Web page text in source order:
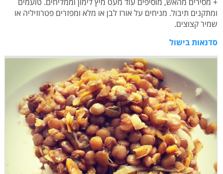
ומתקנים תיבול. מניחים על אורז לבן או מלא ומפזרים פטרוזיליה או
שמיר קצוצים.
סדנאות בישול